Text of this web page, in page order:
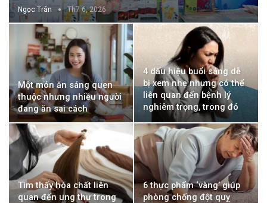
Ngọc Trân Th7 6, 2026
Một món ăn sáng quen
thuộc nhưng nhiều người
đang ăn sai cách
4 dấu hiệu buổi sáng dễ
bị xem nhẹ nhưng có thể
liên quan đến bệnh lý
nghiêm trọng, trong đó
có ung thư
Tìm thấy hóa chất liên
quan đến ung thư trong
6 thực phẩm ‘vàng’ giúp
phòng chống đột quỵ